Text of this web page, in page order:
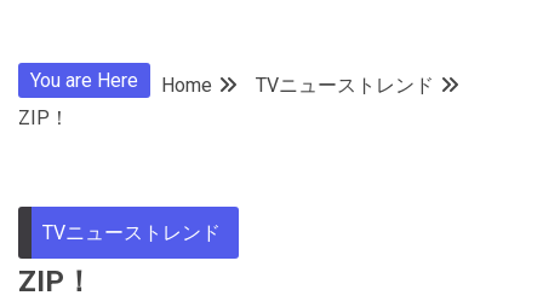
You are Here Home
TVニューストレンド
ZIP！
TVニューストレンド
ZIP！